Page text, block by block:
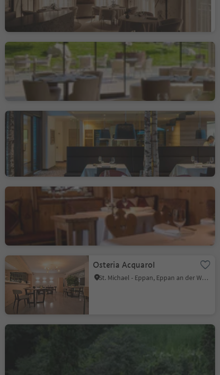
Nachhaltigkeitslabel Level 3
Restaurant Porcino
Badia, Dolomitenregion Alta Badia
Restaurant Terra - The
Magic Place
Auen, Sarntal, Bozen und Umgebung
Nachhaltigkeitslabel Level 2
Suinsom
Osteria Acquarol
St. Michael - Eppan, Eppan an der Weinstraße, Südtiroler Weinstraße